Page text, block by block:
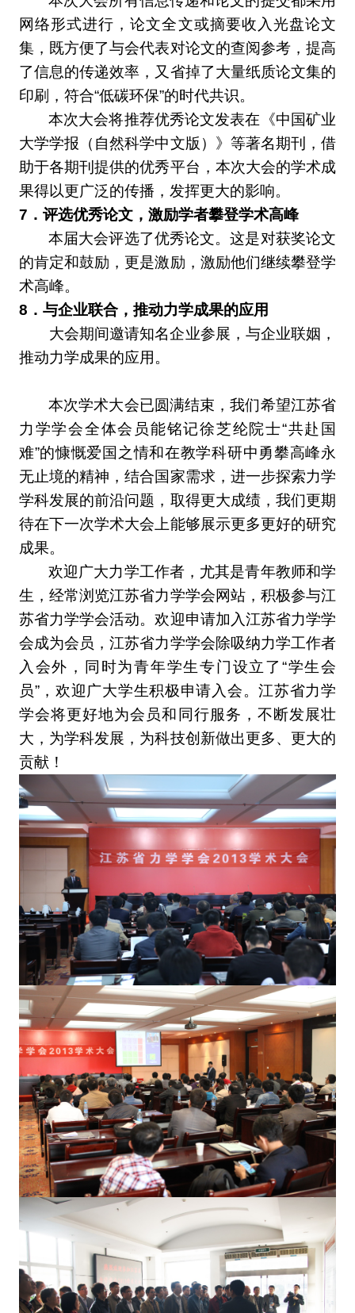
网络形式进行，论文全文或摘要收入光盘论文
集，既方便了与会代表对论文的查阅参考，提高
了信息的传递效率，又省掉了大量纸质论文集的
印刷，符合“低碳环保”的时代共识。
本次大会将推荐优秀论文发表在《中国矿业
大学学报（自然科学中文版）》等著名期刊，借
助于各期刊提供的优秀平台，本次大会的学术成
果得以更广泛的传播，发挥更大的影响。
7 ．评选优秀论文，激励学者攀登学术高峰
本届大会评选了优秀论文。这是对获奖论文
的肯定和鼓励，更是激励，激励他们继续攀登学
术高峰。
8 ．与企业联合，推动力学成果的应用
大会期间邀请知名企业参展，与企业联姻，
推动力学成果的应用。
本次学术大会已圆满结束，我们希望江苏省
力学学会全体会员能铭记徐芝纶院士“共赴国
难”的慷慨爱国之情和在教学科研中勇攀高峰永
无止境的精神，结合国家需求，进一步探索力学
学科发展的前沿问题，取得更大成绩，我们更期
待在下一次学术大会上能够展示更多更好的研究
成果。
欢迎广大力学工作者，尤其是青年教师和学
生，经常浏览江苏省力学学会网站，积极参与江
苏省力学学会活动。欢迎申请加入江苏省力学学
会成为会员，江苏省力学学会除吸纳力学工作者
入会外，同时为青年学生专门设立了“学生会
员”，欢迎广大学生积极申请入会。江苏省力学
学会将更好地为会员和同行服务，不断发展壮
大，为学科发展，为科技创新做出更多、更大的
贡献！